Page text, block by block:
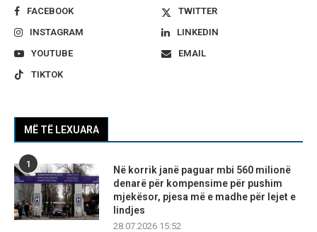
FACEBOOK
TWITTER
INSTAGRAM
LINKEDIN
YOUTUBE
EMAIL
TIKTOK
MË TË LEXUARA
1
Në korrik janë paguar mbi 560 milionë
denarë për kompensime për pushim
mjekësor, pjesa më e madhe për lejet e
lindjes
28.07.2026 15:52